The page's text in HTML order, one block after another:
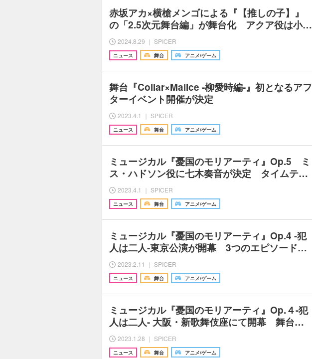
赤坂アカ×横槍メンゴによる『【推しの子】』
の「2.5次元舞台編」が舞台化 アクア役は小…
2024.8.29 ｜ SPICER
ニュース 舞台 アニメ/ゲーム
舞台『Collar×Malice -柳愛時編-』初となるアフ
ターイベント開催が決定
2023.4.1 ｜ SPICER
ニュース 舞台 アニメ/ゲーム
ミュージカル『憂国のモリアーティ』Op.5 ミ
ス・ハドソン役に七木奏音が決定 タイムテ…
2023.4.1 ｜ SPICER
ニュース 舞台 アニメ/ゲーム
ミュージカル『憂国のモリアーティ』Op.4 -犯
人は二人-東京公演が開幕 3つのエピソード…
2023.2.11 ｜ SPICER
ニュース 舞台 アニメ/ゲーム
ミュージカル『憂国のモリアーティ』Op.４-犯
人は二人- 大阪・新歌舞伎座にて開幕 舞台…
2023.1.28 ｜ SPICER
ニュース 舞台 アニメ/ゲーム